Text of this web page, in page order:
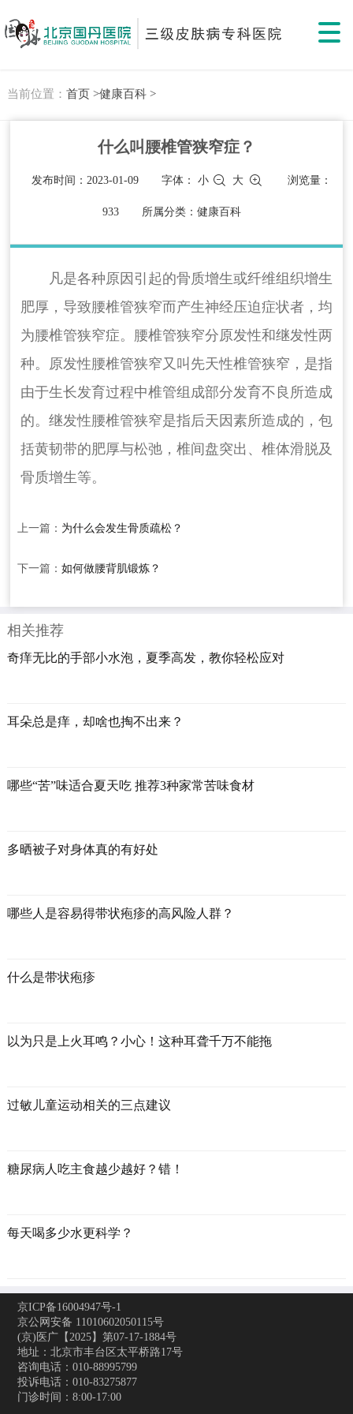
当前位置： 首页 >健康百科 >
什么叫腰椎管狭窄症？
发布时间：2023-01-09 字体：小 大 浏览量：
933 所属分类：健康百科
凡是各种原因引起的骨质增生或纤维组织增生
肥厚，导致腰椎管狭窄而产生神经压迫症状者，均
为腰椎管狭窄症。腰椎管狭窄分原发性和继发性两
种。原发性腰椎管狭窄又叫先天性椎管狭窄，是指
由于生长发育过程中椎管组成部分发育不良所造成
的。继发性腰椎管狭窄是指后天因素所造成的，包
括黄韧带的肥厚与松弛，椎间盘突出、椎体滑脱及
骨质增生等。
上一篇： 为什么会发生骨质疏松？
下一篇： 如何做腰背肌锻炼？
相关推荐
奇痒无比的手部小水泡，夏季高发，教你轻松应对
耳朵总是痒，却啥也掏不出来？
哪些“苦”味适合夏天吃 推荐3种家常苦味食材
多晒被子对身体真的有好处
哪些人是容易得带状疱疹的高风险人群？
什么是带状疱疹
以为只是上火耳鸣？小心！这种耳聋千万不能拖
过敏儿童运动相关的三点建议
糖尿病人吃主食越少越好？错！
每天喝多少水更科学？
京ICP备16004947号-1
京公网安备 11010602050115号
(京)医广【2025】第07-17-1884号
地址：北京市丰台区太平桥路17号
咨询电话：010-88995799
投诉电话：010-83275877
门诊时间：8:00-17:00